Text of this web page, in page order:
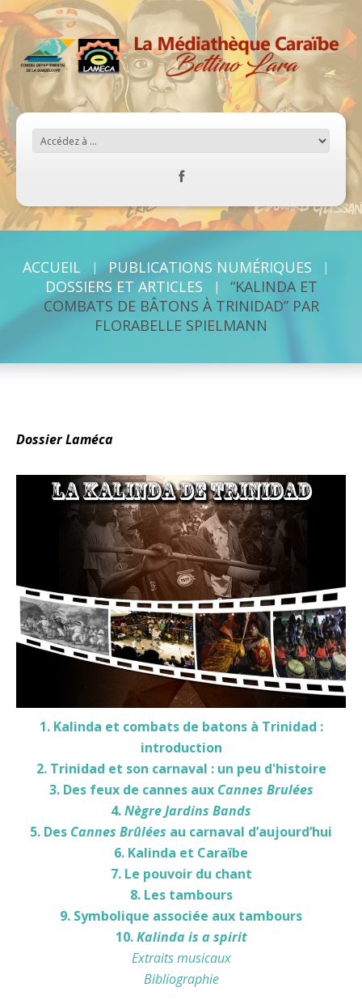
ACCUEIL
PUBLICATIONS NUMÉRIQUES
DOSSIERS ET ARTICLES
“KALINDA ET
COMBATS DE BÂTONS À TRINIDAD” PAR
FLORABELLE SPIELMANN
Dossier Laméca
1. Kalinda et combats de batons à Trinidad :
introduction
2. Trinidad et son carnaval : un peu d'histoire
3. Des feux de cannes aux Cannes Brulées
4.Nègre Jardins Bands
5. Des Cannes Brûlées au carnaval d’aujourd’hui
6. Kalinda et Caraïbe
7. Le pouvoir du chant
8. Les tambours
9. Symbolique associée aux tambours
10.Kalinda is a spirit
Extraits musicaux
Bibliographie